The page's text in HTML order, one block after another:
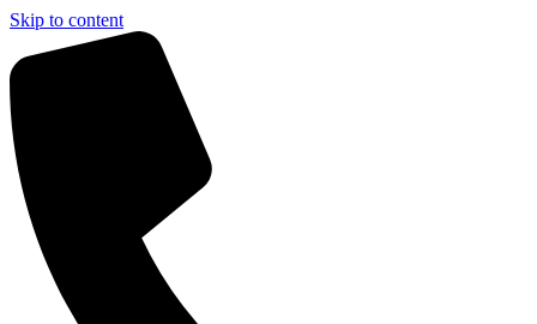
Skip to content